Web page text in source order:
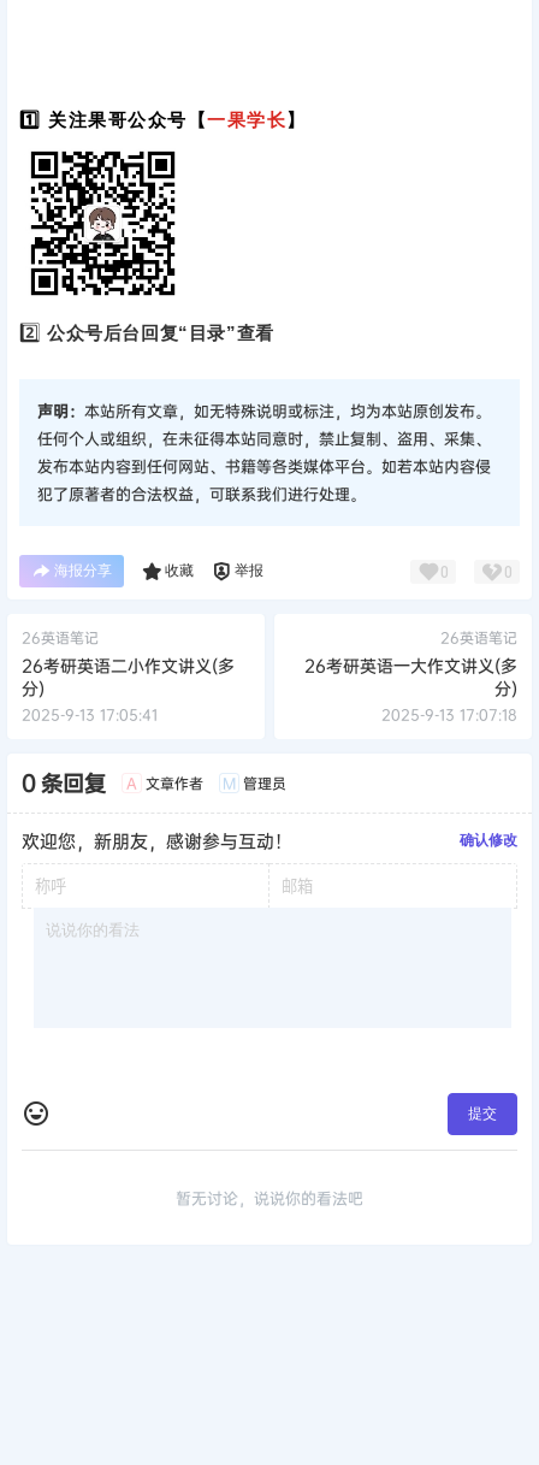
1️⃣ 关注果哥公众号【一果学长】
2️⃣公众号后台回复“目录”查看
声明： 本站所有文章，如无特殊说明或标注，均为本站原创发布。
任何个人或组织，在未征得本站同意时，禁止复制、盗用、采集、
发布本站内容到任何网站、书籍等各类媒体平台。如若本站内容侵
犯了原著者的合法权益，可联系我们进行处理。
海报分享 收藏 举报 0 0
26英语笔记
26考研英语二小作文讲义(多
分)
2025-9-13 17:05:41
26英语笔记
26考研英语一大作文讲义(多
分)
2025-9-13 17:07:18
0 条回复 A 文章作者 M 管理员
欢迎您，新朋友，感谢参与互动！ 确认修改
提交
暂无讨论，说说你的看法吧